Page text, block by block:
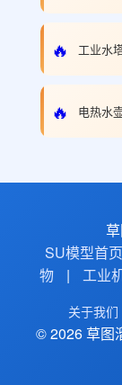
🔥 工业水
🔥 电热水
SU模型首页
物
| 工业
关于我们
© 2026 草图